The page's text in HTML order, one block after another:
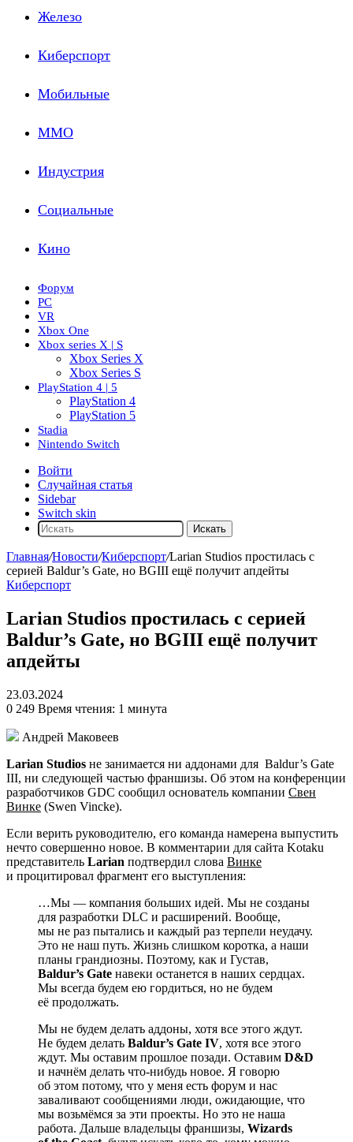
Железо
Киберспорт
Мобильные
ММО
Индустрия
Социальные
Кино
Форум
PC
VR
Xbox One
Xbox series X | S
Xbox Series X
Xbox Series S
PlayStation 4 | 5
PlayStation 4
PlayStation 5
Stadia
Nintendo Switch
Войти
Случайная статья
Sidebar
Switch skin
Искать
Главная/Новости/Киберспорт/Larian Studios простилась с
серией Baldur’s Gate, но BGIII ещё получит апдейты
Киберспорт
Larian Studios простилась с серией
Baldur’s Gate, но BGIII ещё получит
апдейты
23.03.2024
0 249 Время чтения: 1 минута
Андрей Маковеев
Larian Studios не занимается ни аддонами для Baldur’s Gate
III, ни следующей частью франшизы. Об этом на конференции
разработчиков GDC сообщил основатель компании Свен
Винке (Swen Vincke).
Если верить руководителю, его команда намерена выпустить
нечто совершенно новое. В комментарии для сайта Kotaku
представитель Larian подтвердил слова Винке
и процитировал фрагмент его выступления:
…Мы — компания больших идей. Мы не созданы
для разработки DLC и расширений. Вообще,
мы не раз пытались и каждый раз терпели неудачу.
Это не наш путь. Жизнь слишком коротка, а наши
планы грандиозны. Поэтому, как и Густав,
Baldur’s Gate навеки останется в наших сердцах.
Мы всегда будем ею гордиться, но не будем
её продолжать.
Мы не будем делать аддоны, хотя все этого ждут.
Не будем делать Baldur’s Gate IV, хотя все этого
ждут. Мы оставим прошлое позади. Оставим D&D
и начнём делать что-нибудь новое. Я говорю
об этом потому, что у меня есть форум и нас
заваливают сообщениями люди, ожидающие, что
мы возьмёмся за эти проекты. Но это не наша
работа. Дальше владельцы франшизы, Wizards